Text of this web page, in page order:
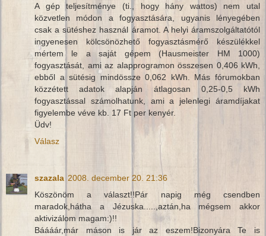
A gép teljesítménye (ti., hogy hány wattos) nem utal
közvetlen módon a fogyasztására, ugyanis lényegében
csak a sütéshez használ áramot. A helyi áramszolgáltatótól
ingyenesen kölcsönözhető fogyasztásmérő készülékkel
mértem le a saját gépem (Hausmeister HM 1000)
fogyasztását, ami az alapprogramon összesen 0,406 kWh,
ebből a sütésig mindössze 0,062 kWh. Más fórumokban
közzétett adatok alapján átlagosan 0,25-0,5 kWh
fogyasztással számolhatunk, ami a jelenlegi áramdíjakat
figyelembe véve kb. 17 Ft per kenyér.
Üdv!
Válasz
szazala 2008. december 20. 21:36
Köszönöm a választ!!Pár napig még csendben
maradok,hátha a Jézuska.....,aztán,ha mégsem akkor
aktivizálom magam:)!!
Báááár,már máson is jár az eszem!Bizonyára Te is